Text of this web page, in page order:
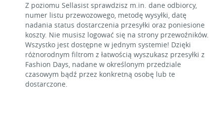
Z poziomu Sellasist sprawdzisz m.in. dane odbiorcy,
numer listu przewozowego, metodę wysyłki, datę
nadania status dostarczenia przesyłki oraz poniesione
koszty. Nie musisz logować się na strony przewoźników.
Wszystko jest dostępne w jednym systemie! Dzięki
różnorodnym filtrom z łatwością wyszukasz przesyłki z
Fashion Days, nadane w określonym przedziale
czasowym bądź przez konkretną osobę lub te
dostarczone.